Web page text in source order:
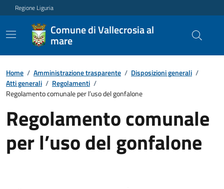
Regione Liguria
Comune di Vallecrosia al
mare
Home / Amministrazione trasparente / Disposizioni generali /
Atti generali / Regolamenti /
Regolamento comunale per l’uso del gonfalone
Regolamento comunale
per l’uso del gonfalone